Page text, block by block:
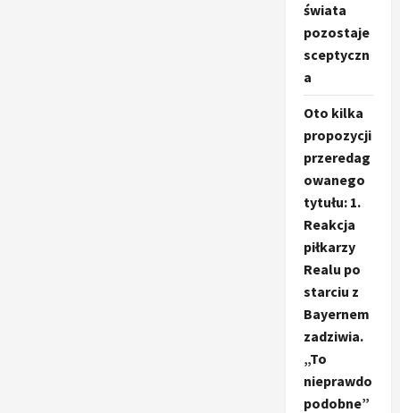
świata
pozostaje
sceptyczn
a
Oto kilka
propozycji
przeredag
owanego
tytułu: 1.
Reakcja
piłkarzy
Realu po
starciu z
Bayernem
zadziwia.
„To
nieprawdo
podobne”